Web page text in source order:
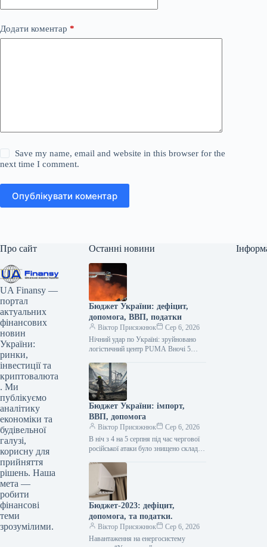
Додати коментар *
Save my name, email and website in this browser for the
next time I comment.
Опублікувати коментар
Про сайт
UA Finansy —
портал
актуальних
фінансових
новин
України:
ринки,
інвестиції та
криптовалюта
. Ми
публікуємо
аналітику
економіки та
будівельної
галузі,
корисну для
прийняття
рішень. Наша
мета —
робити
фінансові
теми
зрозумілими.
Останні новини
Бюджет України: дефіцит,
допомога, ВВП, податки
Віктор Присяжнюк
Сер 6, 2026
Нічний удар по Україні: зруйновано
логістичний центр PUMA Вночі 5
атаки, було повністю знищено
логістичний…
Бюджет України: імпорт,
ВВП, допомога
Віктор Присяжнюк
Сер 6, 2026
В ніч з 4 на 5 серпня під час чергової
російської атаки було знищено склад
Бюджет-2023: дефіцит,
допомога, та податки.
Віктор Присяжнюк
Сер 6, 2026
Навантаження на енергосистему